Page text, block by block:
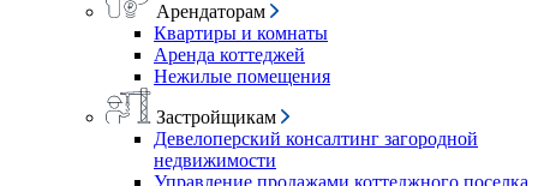
Арендаторам
Квартиры и комнаты
Аренда коттеджей
Нежилые помещения
Застройщикам
Девелоперский консалтинг загородной
недвижимости
Управление продажами коттеджного поселка